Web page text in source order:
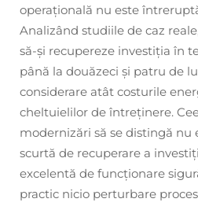
operațională nu este
Analizând studiile de caz
să-și recupereze investiția în
până la douăzeci și patru de
considerare atât costurile
cheltuielilor de întreținere.
modernizări să se distingă nu
scurtă de recuperare a
excelentă de funcționare
practic nicio perturbare